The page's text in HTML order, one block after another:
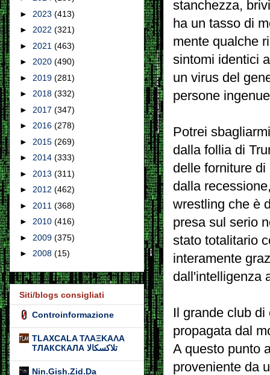
stanchezza,
ha un tasso di
mente qualche
sintomi identici
un virus del
persone
Potrei
dalla follia di
delle forniture
dalla
wrestling che è
presa sul serio
stato totalitario
interamente
dall'intelligenza
Il grande club
propagata dal
A questo punto
proveniente da
► 2023 (413)
► 2022 (321)
► 2021 (463)
► 2020 (490)
► 2019 (281)
► 2018 (332)
► 2017 (347)
► 2016 (278)
► 2015 (269)
► 2014 (333)
► 2013 (311)
► 2012 (462)
► 2011 (368)
► 2010 (416)
► 2009 (375)
► 2008 (15)
Siti/blogs consigliati
Controinformazione
TLAXCALA ΤΛΑΞΚΑΛΑ
ТЛАКСКАЛА تلاكسكالا
Nin.Gish.Zid.Da